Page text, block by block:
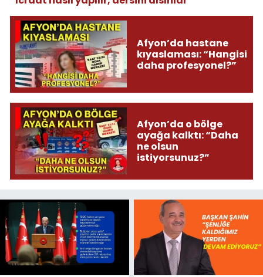
Afyon’da hastane
kıyaslaması: “Hangisi
daha profesyonel?”
Afyon’da o bölge
ayağa kalktı: “Daha
ne olsun
istiyorsunuz?”